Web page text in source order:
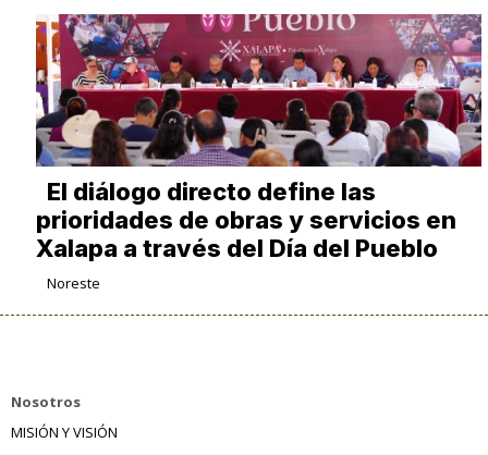
El diálogo directo define las
prioridades de obras y servicios en
Xalapa a través del Día del Pueblo
Noreste
Nosotros
MISIÓN Y VISIÓN